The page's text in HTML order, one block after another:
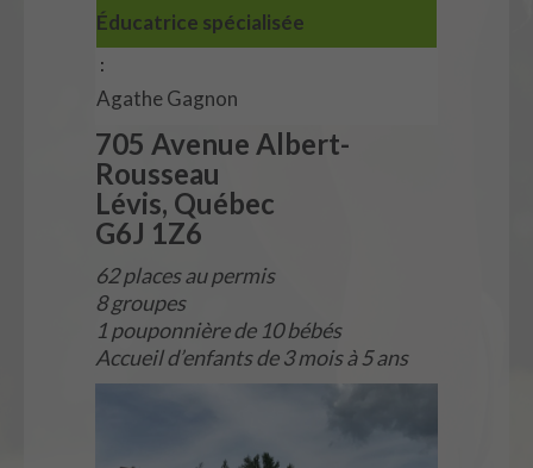
Éducatrice spécialisée
Agathe Gagnon
705 Avenue Albert-
Rousseau
Lévis, Québec
G6J 1Z6
62 places au permis
8 groupes
1 pouponnière de 10 bébés
Accueil d’enfants de 3 mois à 5 ans